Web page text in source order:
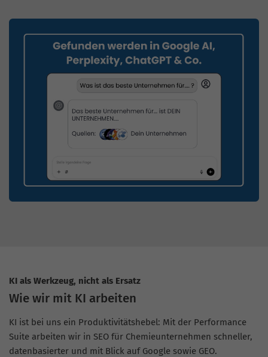
KI als Werkzeug, nicht als Ersatz
Wie wir mit KI arbeiten
KI ist bei uns ein Produktivitätshebel: Mit der Performance
Suite arbeiten wir in SEO für Chemieunternehmen schneller,
datenbasierter und mit Blick auf Google sowie GEO.